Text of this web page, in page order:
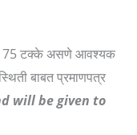
75 टक्के असणे आवश्यक
बाबत प्रमाणपत्र
will be given to